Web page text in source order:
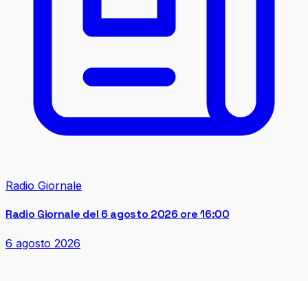
Radio Giornale
Radio Giornale del 6 agosto 2026 ore 16:00
6 agosto 2026